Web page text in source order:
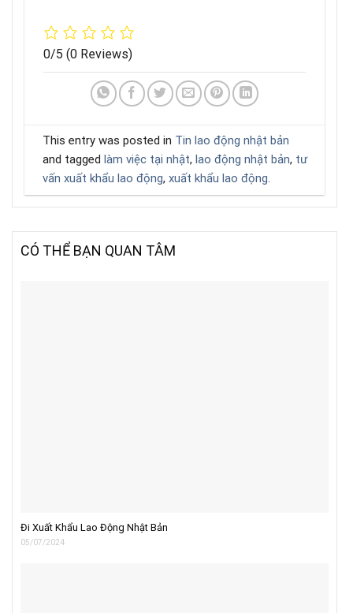
0/5 (0 Reviews)
This entry was posted in Tin lao động nhật bản
and tagged làm việc tại nhật, lao động nhật bản, tư
vấn xuất khẩu lao động, xuất khẩu lao động.
CÓ THỂ BẠN QUAN TÂM
Đi Xuất Khẩu Lao Động Nhật Bản
05/07/2024